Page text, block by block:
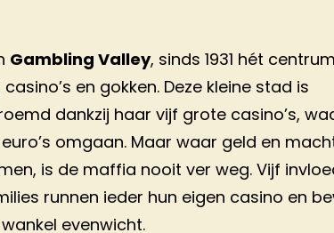
Gambling Valley, sinds 1931 hét
en gokken. Deze kleine stad is
dankzij haar vijf grote casino’s,
omgaan. Maar waar geld en
is de maffia nooit ver weg. Vijf
runnen ieder hun eigen casino en
evenwicht.